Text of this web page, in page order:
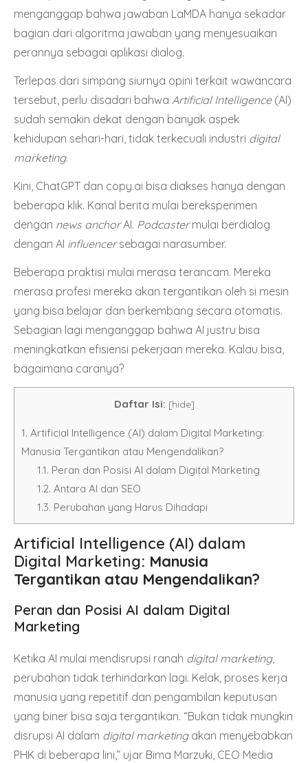
menganggap bahwa jawaban LaMDA hanya sekadar
bagian dari algoritma jawaban yang menyesuaikan
perannya sebagai aplikasi dialog.
Terlepas dari simpang siurnya opini terkait wawancara
tersebut, perlu disadari bahwa Artificial Intelligence (AI)
sudah semakin dekat dengan banyak aspek
kehidupan sehari-hari, tidak terkecuali industri digital
marketing.
Kini, ChatGPT dan copy.ai bisa diakses hanya dengan
beberapa klik. Kanal berita mulai bereksperimen
dengan news anchorAI. Podcastermulai berdialog
dengan AI influencersebagai narasumber.
Beberapa praktisi mulai merasa terancam. Mereka
merasa profesi mereka akan tergantikan oleh si mesin
yang bisa belajar dan berkembang secara otomatis.
Sebagian lagi menganggap bahwa AI justru bisa
meningkatkan efisiensi pekerjaan mereka. Kalau bisa,
bagaimana caranya?
Daftar Isi: [hide]
1. Artificial Intelligence (AI) dalam Digital Marketing:
Manusia Tergantikan atau Mengendalikan?
1.1. Peran dan Posisi AI dalam Digital Marketing
1.2. Antara AI dan SEO
1.3. Perubahan yang Harus Dihadapi
Artificial Intelligence (AI) dalam
Digital Marketing: Manusia
Tergantikan atau Mengendalikan?
Peran dan Posisi AI dalam Digital
Marketing
Ketika AI mulai mendisrupsi ranah digital marketing,
perubahan tidak terhindarkan lagi. Kelak, proses kerja
manusia yang repetitif dan pengambilan keputusan
yang biner bisa saja tergantikan. “Bukan tidak mungkin
disrupsi AI dalam digital marketing akan menyebabkan
PHK di beberapa lini,” ujar Bima Marzuki, CEO Media